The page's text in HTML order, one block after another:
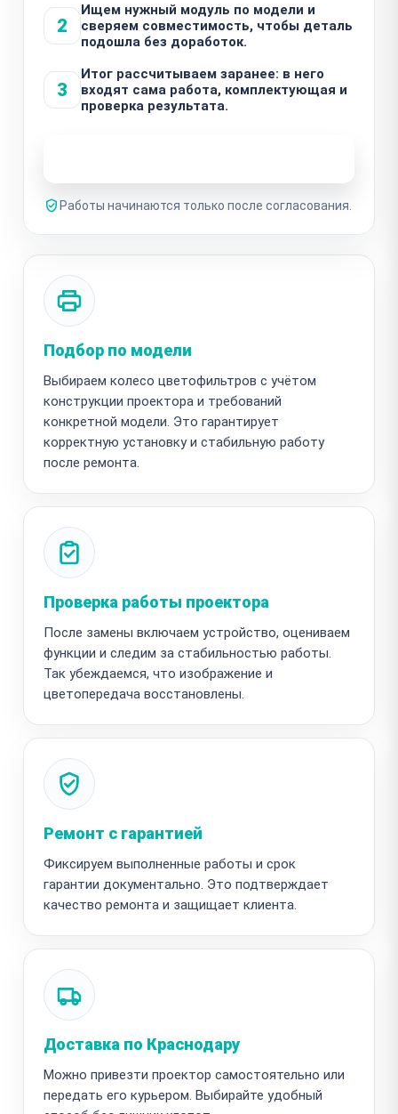
2
Ищем нужный модуль по модели и
сверяем совместимость, чтобы деталь
подошла без доработок.
3
Итог рассчитываем заранее: в него
входят сама работа, комплектующая и
проверка результата.
Работы начинаются только после согласования.
Подбор по модели
Выбираем колесо цветофильтров с учётом
конструкции проектора и требований
конкретной модели. Это гарантирует
корректную установку и стабильную работу
после ремонта.
Проверка работы проектора
После замены включаем устройство, оцениваем
функции и следим за стабильностью работы.
Так убеждаемся, что изображение и
цветопередача восстановлены.
Ремонт с гарантией
Фиксируем выполненные работы и срок
гарантии документально. Это подтверждает
качество ремонта и защищает клиента.
Доставка по Краснодару
Можно привезти проектор самостоятельно или
передать его курьером. Выбирайте удобный